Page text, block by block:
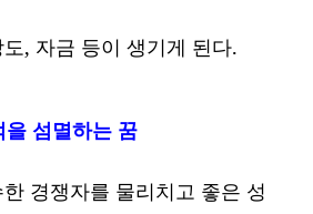
, 자금 등이 생기게 된다.
섬멸하는 꿈
경쟁자를 물리치고 좋은 성